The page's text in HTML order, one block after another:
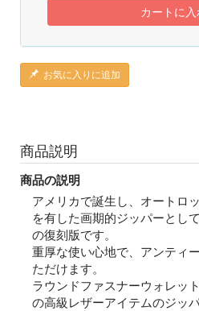
カートに入
お気に入りに追加
商品説明
商品の説明
アメリカで誕生し、オートロ
を有した画期的ジッパーとし
の復刻版です。
重厚な使い心地で、アンティ
ただけます。
ラウンドファスナーウォレッ
の高級レザーアイテムのジッ